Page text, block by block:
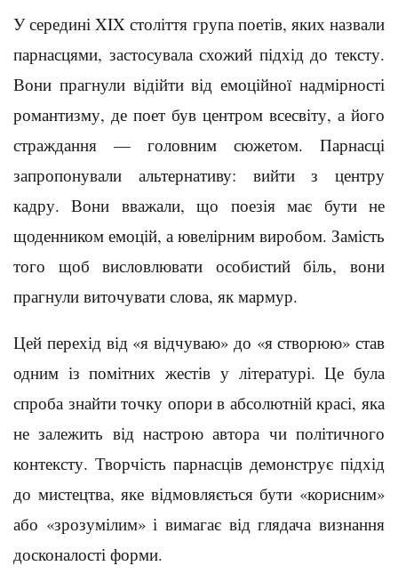
У середині XIX століття група поетів, яких назвали
парнасцями, застосувала схожий підхід до тексту.
Вони прагнули відійти від емоційної надмірності
романтизму, де поет був центром всесвіту, а його
страждання — головним сюжетом. Парнасці
запропонували альтернативу: вийти з центру
кадру. Вони вважали, що поезія має бути не
щоденником емоцій, а ювелірним виробом. Замість
того щоб висловлювати особистий біль, вони
прагнули виточувати слова, як мармур.
Цей перехід від «я відчуваю» до «я створюю» став
одним із помітних жестів у літературі. Це була
спроба знайти точку опори в абсолютній красі, яка
не залежить від настрою автора чи політичного
контексту. Творчість парнасців демонструє підхід
до мистецтва, яке відмовляється бути «корисним»
або «зрозумілим» і вимагає від глядача визнання
досконалості форми.